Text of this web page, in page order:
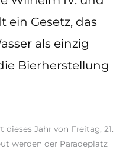
ein Gesetz, das
als einzig
Bierherstellung
Jahr von Freitag, 21.
werden der Paradeplatz